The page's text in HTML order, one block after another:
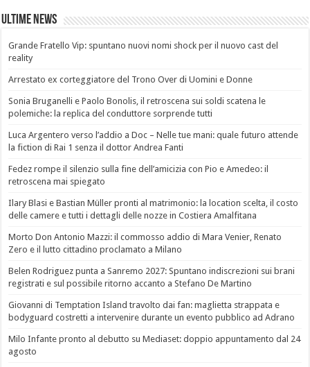
Ultime News
Grande Fratello Vip: spuntano nuovi nomi shock per il nuovo cast del
reality
Arrestato ex corteggiatore del Trono Over di Uomini e Donne
Sonia Bruganelli e Paolo Bonolis, il retroscena sui soldi scatena le
polemiche: la replica del conduttore sorprende tutti
Luca Argentero verso l’addio a Doc – Nelle tue mani: quale futuro attende
la fiction di Rai 1 senza il dottor Andrea Fanti
Fedez rompe il silenzio sulla fine dell’amicizia con Pio e Amedeo: il
retroscena mai spiegato
Ilary Blasi e Bastian Müller pronti al matrimonio: la location scelta, il costo
delle camere e tutti i dettagli delle nozze in Costiera Amalfitana
Morto Don Antonio Mazzi: il commosso addio di Mara Venier, Renato
Zero e il lutto cittadino proclamato a Milano
Belen Rodriguez punta a Sanremo 2027: Spuntano indiscrezioni sui brani
registrati e sul possibile ritorno accanto a Stefano De Martino
Giovanni di Temptation Island travolto dai fan: maglietta strappata e
bodyguard costretti a intervenire durante un evento pubblico ad Adrano
Milo Infante pronto al debutto su Mediaset: doppio appuntamento dal 24
agosto